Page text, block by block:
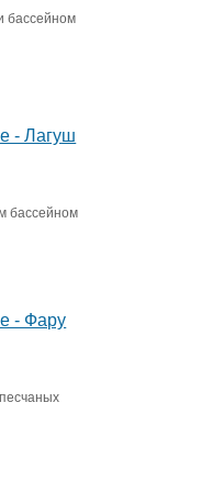
бассейном
- Лагуш
бассейном
- Фару